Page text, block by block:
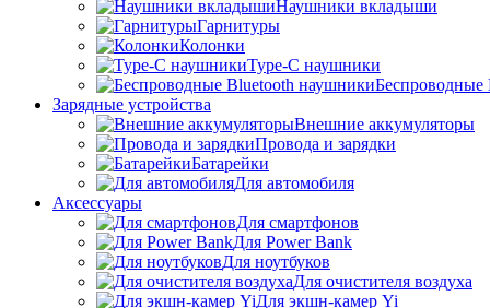
Наушники вкладыши
Гарнитуры
Колонки
Type-C наушники
Беспроводные
Зарядные устройства
Внешние аккумуляторы
Провода и зарядки
Батарейки
Для автомобиля
Аксессуары
Для смартфонов
Для Power Bank
Для ноутбуков
Для очистителя воздуха
Для экшн-камер Yi